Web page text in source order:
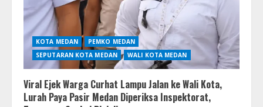
KOTA MEDAN
PEMKO MEDAN
SEPUTARAN KOTA MEDAN
WALI KOTA MEDAN
Viral Ejek Warga Curhat Lampu Jalan ke Wali Kota,
Lurah Paya Pasir Medan Diperiksa Inspektorat,